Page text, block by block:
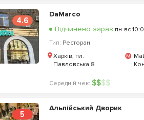
4.6
DaMarco
Відчинено зараз пн-вс
Тип: Ресторан
Харків, пл.
Павловська 8
Середній чек: $$$$
5
Альпійський Дворик